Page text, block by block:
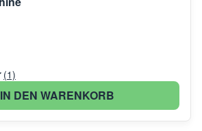
(1)
IN DEN WARENKORB